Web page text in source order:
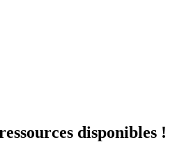
disponibles !